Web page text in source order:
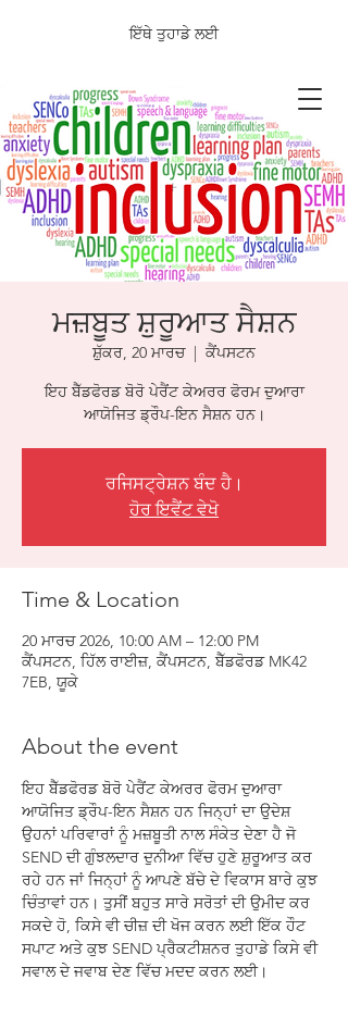
ਇੱਥੇ ਤੁਹਾਡੇ ਲਈ
ਮਜ਼ਬੂਤ ਸ਼ੁਰੂਆਤ ਸੈਸ਼ਨ
ਸ਼ੁੱਕਰ, 20 ਮਾਰਚ
  |
ਕੈਂਪਸਟਨ
ਇਹ ਬੈੱਡਫੋਰਡ ਬੋਰੋ ਪੇਰੈਂਟ ਕੇਅਰਰ ਫੋਰਮ ਦੁਆਰਾ
ਆਯੋਜਿਤ ਡ੍ਰੌਪ-ਇਨ ਸੈਸ਼ਨ ਹਨ।
ਰਜਿਸਟ੍ਰੇਸ਼ਨ ਬੰਦ ਹੈ।
ਹੋਰ ਇਵੈਂਟ ਵੇਖੋ
Time & Location
20 ਮਾਰਚ 2026, 10:00 AM – 12:00 PM
ਕੈਂਪਸਟਨ, ਹਿੱਲ ਰਾਈਜ਼, ਕੈਂਪਸਟਨ, ਬੈੱਡਫੋਰਡ MK42
7EB, ਯੂਕੇ
About the event
ਇਹ ਬੈੱਡਫੋਰਡ ਬੋਰੋ ਪੇਰੈਂਟ ਕੇਅਰਰ ਫੋਰਮ ਦੁਆਰਾ
ਆਯੋਜਿਤ ਡ੍ਰੌਪ-ਇਨ ਸੈਸ਼ਨ ਹਨ ਜਿਨ੍ਹਾਂ ਦਾ ਉਦੇਸ਼
ਉਹਨਾਂ ਪਰਿਵਾਰਾਂ ਨੂੰ ਮਜ਼ਬੂਤੀ ਨਾਲ ਸੰਕੇਤ ਦੇਣਾ ਹੈ ਜੋ
SEND ਦੀ ਗੁੰਝਲਦਾਰ ਦੁਨੀਆ ਵਿੱਚ ਹੁਣੇ ਸ਼ੁਰੂਆਤ ਕਰ
ਰਹੇ ਹਨ ਜਾਂ ਜਿਨ੍ਹਾਂ ਨੂੰ ਆਪਣੇ ਬੱਚੇ ਦੇ ਵਿਕਾਸ ਬਾਰੇ ਕੁਝ
ਚਿੰਤਾਵਾਂ ਹਨ। ਤੁਸੀਂ ਬਹੁਤ ਸਾਰੇ ਸਰੋਤਾਂ ਦੀ ਉਮੀਦ ਕਰ
ਸਕਦੇ ਹੋ, ਕਿਸੇ ਵੀ ਚੀਜ਼ ਦੀ ਖੋਜ ਕਰਨ ਲਈ ਇੱਕ ਹੌਟ
ਸਪਾਟ ਅਤੇ ਕੁਝ SEND ਪ੍ਰੈਕਟੀਸ਼ਨਰ ਤੁਹਾਡੇ ਕਿਸੇ ਵੀ
ਸਵਾਲ ਦੇ ਜਵਾਬ ਦੇਣ ਵਿੱਚ ਮਦਦ ਕਰਨ ਲਈ।